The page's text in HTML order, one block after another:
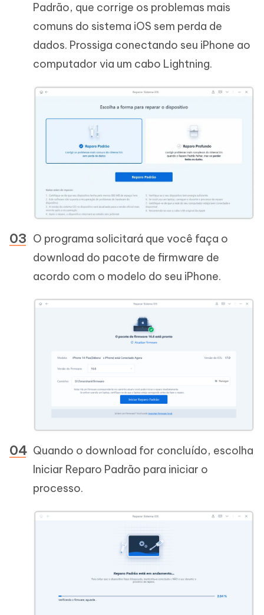
Padrão, que corrige os problemas mais
comuns do sistema iOS sem perda de
dados. Prossiga conectando seu iPhone ao
computador via um cabo Lightning.
O programa solicitará que você faça o
download do pacote de firmware de
acordo com o modelo do seu iPhone.
Quando o download for concluído, escolha
Iniciar Reparo Padrão para iniciar o
processo.